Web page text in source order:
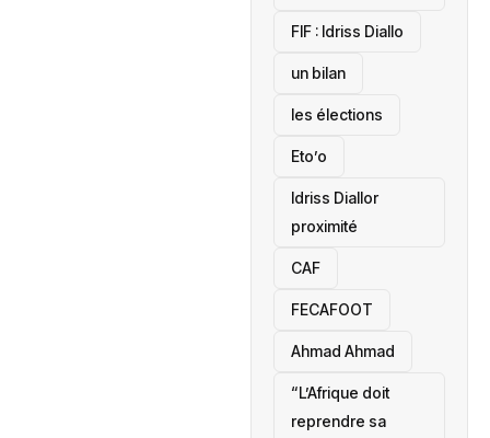
‎FIF : Idriss Diallo
un bilan
les élections
Eto’o
Idriss Diallor
proximité
CAF
FECAFOOT
‎Ahmad Ahmad
“L’Afrique doit
reprendre sa